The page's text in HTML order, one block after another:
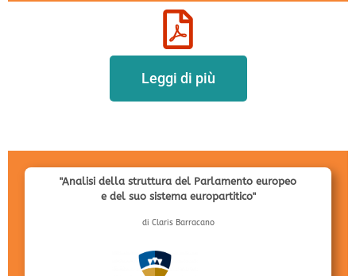
Leggi di più
"Analisi della struttura del Parlamento europeo
e del suo sistema europartitico"
di Claris Barracano